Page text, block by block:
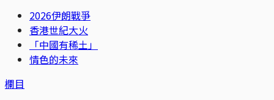
2026伊朗戰爭
香港世紀大火
「中國有稀土」
情色的未來
欄目